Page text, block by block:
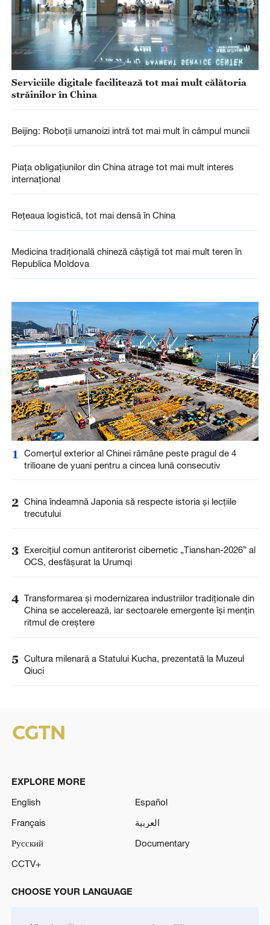
Serviciile digitale facilitează tot mai mult călătoria
străinilor în China
Beijing: Roboții umanoizi intră tot mai mult în câmpul muncii
Piața obligațiunilor din China atrage tot mai mult interes
internațional
Rețeaua logistică, tot mai densă în China
Medicina tradițională chineză câștigă tot mai mult teren în
Republica Moldova
1
Comerțul exterior al Chinei rămâne peste pragul de 4
trilioane de yuani pentru a cincea lună consecutiv
2 China îndeamnă Japonia să respecte istoria și lecțiile
trecutului
3 Exercițiul comun antiterorist cibernetic „Tianshan-2026” al
OCS, desfășurat la Urumqi
4 Transformarea și modernizarea industriilor tradiționale din
China se accelerează, iar sectoarele emergente își mențin
ritmul de creștere
5 Cultura milenară a Statului Kucha, prezentată la Muzeul
Qiuci
EXPLORE MORE
English
Español
Français
العربية
Русский
Documentary
CCTV+
CHOOSE YOUR LANGUAGE